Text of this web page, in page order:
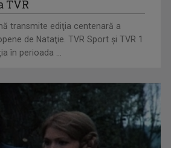
un thriller dramatic despre vină, adevăr
TVR
transmite ediţia centenară a
de Nataţie. TVR Sport şi TVR 1
în perioada ...